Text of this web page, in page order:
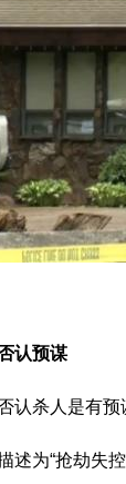
认预谋
认杀人是有预
述为“抢劫失